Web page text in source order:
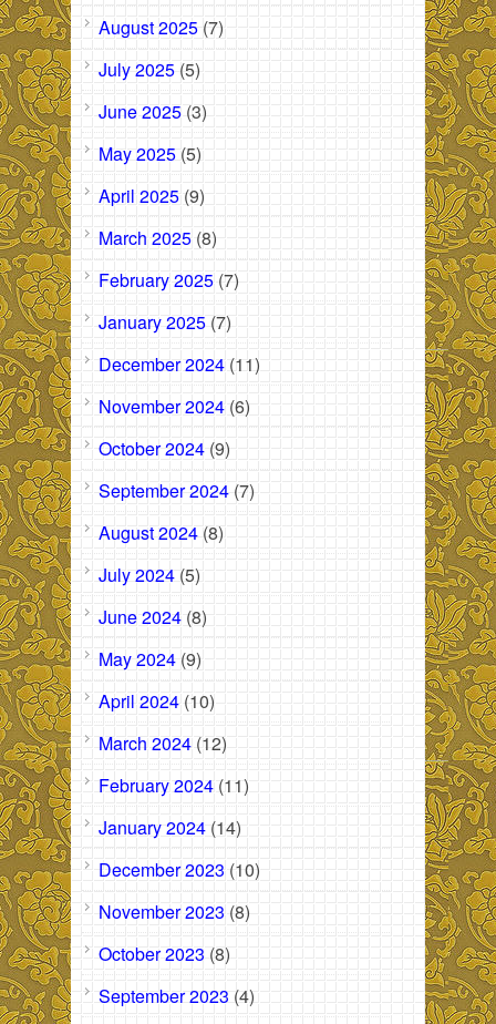
August 2025 (7)
July 2025 (5)
June 2025 (3)
May 2025 (5)
April 2025 (9)
March 2025 (8)
February 2025 (7)
January 2025 (7)
December 2024 (11)
November 2024 (6)
October 2024 (9)
September 2024 (7)
August 2024 (8)
July 2024 (5)
June 2024 (8)
May 2024 (9)
April 2024 (10)
March 2024 (12)
February 2024 (11)
January 2024 (14)
December 2023 (10)
November 2023 (8)
October 2023 (8)
September 2023 (4)